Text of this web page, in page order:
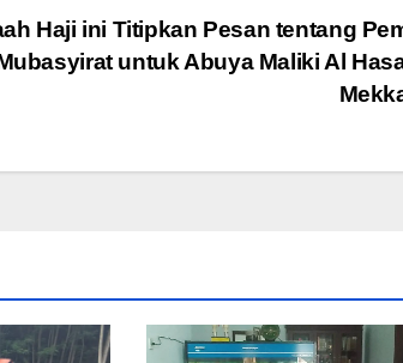
Haji ini Titipkan Pesan tentang
untuk Abuya Maliki Al